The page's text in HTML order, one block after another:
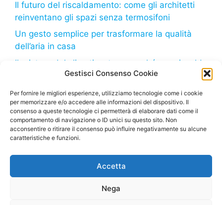
Gestisci Consenso Cookie
Per fornire le migliori esperienze, utilizziamo tecnologie come i cookie
per memorizzare e/o accedere alle informazioni del dispositivo. Il
consenso a queste tecnologie ci permetterà di elaborare dati come il
comportamento di navigazione o ID unici su questo sito. Non
acconsentire o ritirare il consenso può influire negativamente su alcune
caratteristiche e funzioni.
Accetta
Nega
Il futuro del riscaldamento: come gli architetti
reinventano gli spazi senza termosifoni
Un gesto semplice per trasformare la qualità
dell’aria in casa
Il mistero del climatizzatore: perché non riscalda
come dovrebbe?
Il freddo in arrivo: come il tuo frigorifero può
aiutarti a risparmiare sulla bolletta
proprietà della Marco Bruzzone S.R.L. – P. Iva
Affiliazione Amazon EU, un programma di affiliazione